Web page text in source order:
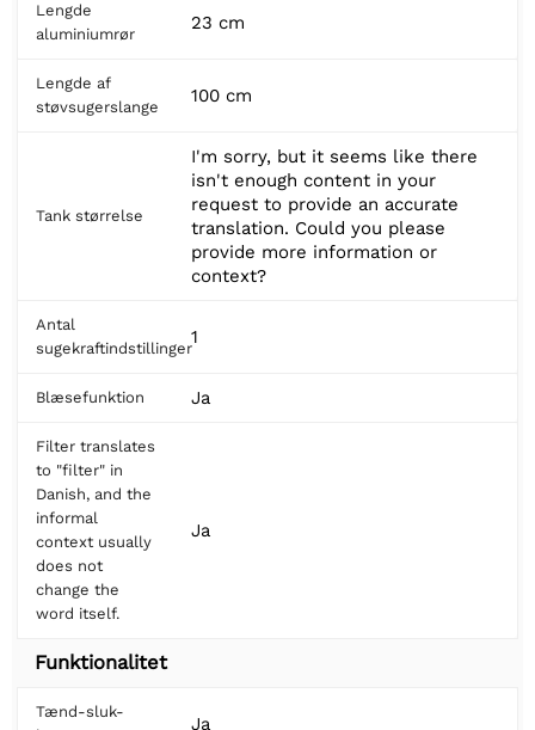
Lengde
aluminiumrør
23 cm
Lengde af
støvsugerslange
100 cm
Tank størrelse
I'm sorry, but it seems like there
isn't enough content in your
request to provide an accurate
translation. Could you please
provide more information or
context?
Antal
sugekraftindstillinger
1
Blæsefunktion Ja
Filter translates
to "filter" in
Danish, and the
informal
context usually
does not
change the
word itself.
Ja
Funktionalitet
Tænd-sluk-
Ja